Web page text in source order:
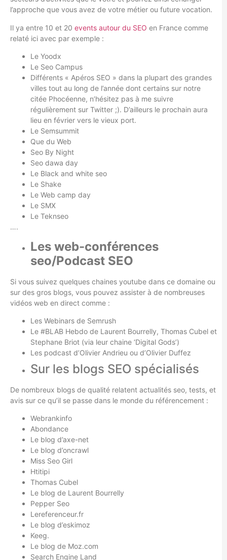
l’approche que vous avez de votre métier ou future vocation.
Il ya entre 10 et 20 events autour du SEO en France comme
relaté ici avec par exemple :
Le Yoodx
Le Seo Campus
Différents « Apéros SEO » dans la plupart des grandes
villes tout au long de l’année dont certains sur notre
citée Phocéenne, n’hésitez pas à me suivre
régulièrement sur Twitter ;). D’ailleurs le prochain aura
lieu en février vers le vieux port.
Le Semsummit
Que du Web
Seo By Night
Seo dawa day
Le Black and white seo
Le Shake
Le Web camp day
Le SMX
Le Teknseo
….
Les web-conférences
seo/Podcast SEO
Si vous suivez quelques chaines youtube dans ce domaine ou
sur des gros blogs, vous pouvez assister à de nombreuses
vidéos web en direct comme :
Les Webinars de Semrush
Le #BLAB Hebdo de Laurent Bourrelly, Thomas Cubel et
Stephane Briot (via leur chaine ‘Digital Gods’)
Les podcast d’Olivier Andrieu ou d’Olivier Duffez
Sur les blogs SEO spécialisés
De nombreux blogs de qualité relatent actualités seo, tests, et
avis sur ce qu’il se passe dans le monde du référencement :
Webrankinfo
Abondance
Le blog d’axe-net
Le blog d’oncrawl
Miss Seo Girl
Htitipi
Thomas Cubel
Le blog de Laurent Bourrelly
Pepper Seo
Lereferenceur.fr
Le blog d’eskimoz
Keeg.
Le blog de Moz.com
Search Engine Land